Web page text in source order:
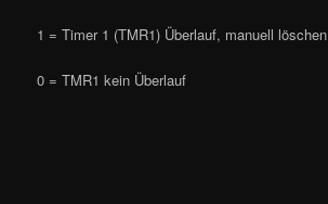
1 = Timer 1 (TMR1) Überlauf, manuell löschen
0 = TMR1 kein Überlauf